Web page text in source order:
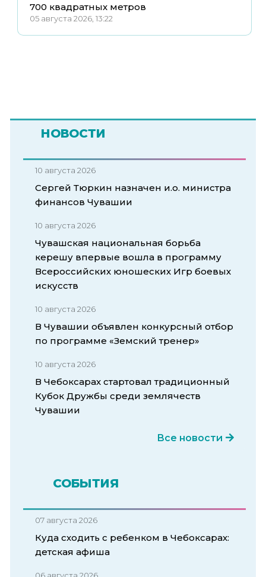
700 квадратных метров
05 августа 2026, 13:22
НОВОСТИ
10 августа 2026
Сергей Тюркин назначен и.о. министра
финансов Чувашии
10 августа 2026
Чувашская национальная борьба
керешу впервые вошла в программу
Всероссийских юношеских Игр боевых
искусств
10 августа 2026
В Чувашии объявлен конкурсный отбор
по программе «Земский тренер»
10 августа 2026
В Чебоксарах стартовал традиционный
Кубок Дружбы среди землячеств
Чувашии
Все новости
СОБЫТИЯ
07 августа 2026
Куда сходить с ребенком в Чебоксарах:
детская афиша